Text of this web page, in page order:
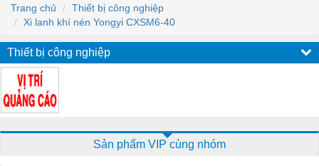
Trang chủ
Thiết bị công nghiệp
Xi lanh khí nén Yongyi CXSM6-40
Thiết bị công nghiệp
Sản phẩm VIP cùng nhóm